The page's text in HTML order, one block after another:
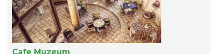
Cafe Muzeum